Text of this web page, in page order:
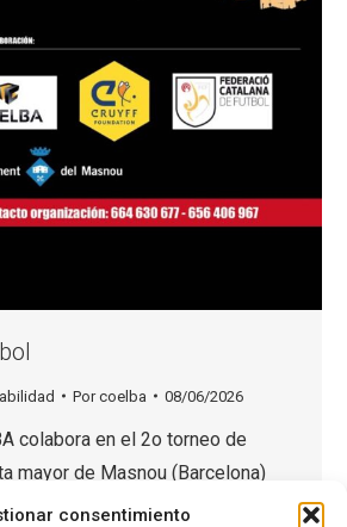
consentimiento
Porcoelba 08/06/2026
colabora en el 2o torneo de
mayor de Masnou (Barcelona)
categorías de fútbol adaptado